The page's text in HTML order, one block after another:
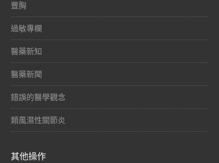
豐胸
過敏專欄
醫藥新知
醫藥新聞
錯誤的醫學觀念
類風濕性關節炎
其他操作